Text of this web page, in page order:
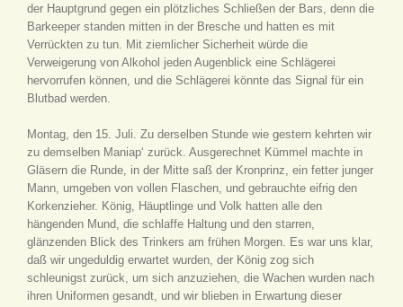
der Hauptgrund gegen ein plötzliches Schließen der Bars, denn die
Barkeeper standen mitten in der Bresche und hatten es mit
Verrückten zu tun. Mit ziemlicher Sicherheit würde die
Verweigerung von Alkohol jeden Augenblick eine Schlägerei
hervorrufen können, und die Schlägerei könnte das Signal für ein
Blutbad werden.
Montag, den 15. Juli. Zu derselben Stunde wie gestern kehrten wir
zu demselben Maniap‘ zurück. Ausgerechnet Kümmel machte in
Gläsern die Runde, in der Mitte saß der Kronprinz, ein fetter junger
Mann, umgeben von vollen Flaschen, und gebrauchte eifrig den
Korkenzieher. König, Häuptlinge und Volk hatten alle den
hängenden Mund, die schlaffe Haltung und den starren,
glänzenden Blick des Trinkers am frühen Morgen. Es war uns klar,
daß wir ungeduldig erwartet wurden, der König zog sich
schleunigst zurück, um sich anzuziehen, die Wachen wurden nach
ihren Uniformen gesandt, und wir blieben in Erwartung dieser